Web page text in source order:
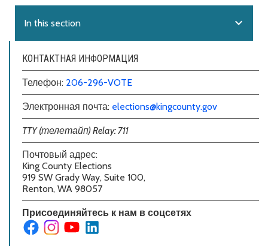
In this section expand_more
КОНТАКТНАЯ ИНФОРМАЦИЯ
Телефон: 206-296-VOTE
Электронная почта: elections@kingcounty.gov
TTY (телетайп) Relay: 711
Почтовый адрес:
King County Elections
919 SW Grady Way, Suite 100,
Renton, WA 98057
Присоединяйтесь к нам в соцсетях